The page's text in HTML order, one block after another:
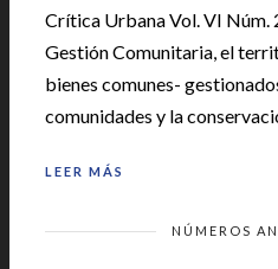
Crítica Urbana Vol. VI Núm.
Gestión Comunitaria, el
bienes comunes-
comunidades y la
LEER MÁS
NÚMEROS